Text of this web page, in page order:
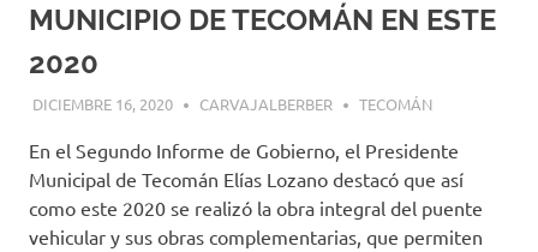
MUNICIPIO DE TECOMÁN EN ESTE
2020
DICIEMBRE 16, 2020 CARVAJALBERBER TECOMÁN
En el Segundo Informe de Gobierno, el Presidente
Municipal de Tecomán Elías Lozano destacó que así
como este 2020 se realizó la obra integral del puente
vehicular y sus obras complementarias, que permiten